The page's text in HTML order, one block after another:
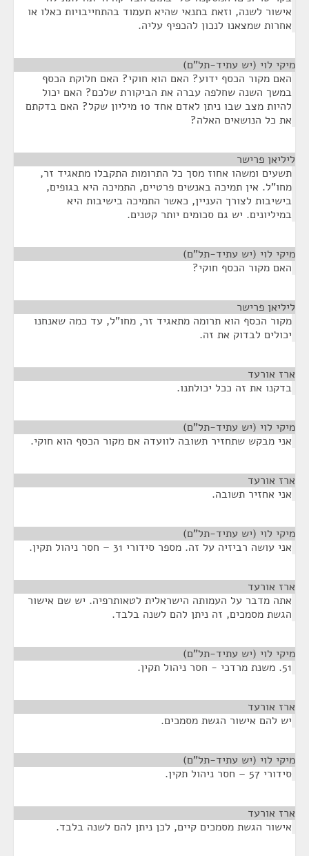
אישור לשנה, וזאת בתנאי שהיא תעמוד בהתחייבויות כאלו או
אחרות שמצאנו לנכון להכפיף עליה.
מיקי לוי (יש עתיד-תל"ם)
האם מקור הכסף ידוע? האם הוא חוקי? האם חלוקת הכסף
במשך השנה שחלפה עברה את הביקורת שלכם? האם יכול
להיות מצב שבו ניתן לאדם אחד 10 מיליון שקל? האם בדקתם
את כל הנושאים האלה?
ליליאן פרישר
תשעים ומשהו אחוז מסך כל התרומות התקבלו מתאגיד זר,
מחו"ל. אין תמיכה באנשים פרטיים, התמיכה היא בגופים,
בישיבות לצורך העניין, כאשר התמיכה בישיבות היא
במיליונים. יש גם סכומים יותר קטנים.
מיקי לוי (יש עתיד-תל"ם)
האם מקור הכסף חוקי?
ליליאן פרישר
מקור הכסף הוא תרומה מתאגיד זר, מחו"ל, עד כמה שאנחנו
יכולים לבדוק את זה.
ארז אורעד
בדקנו את זה ככל יכולתנו.
מיקי לוי (יש עתיד-תל"ם)
אני מבקש שתחזיר תשובה לוועדה אם מקור הכסף הוא חוקי.
ארז אורעד
אני אחזיר תשובה.
מיקי לוי (יש עתיד-תל"ם)
אני עושה רביזיה על זה. מספר סידורי 31 – חסר ניהול תקין.
ארז אורעד
אתה מדבר על העמותה הישראלית לטאותרפיה. יש שם אישור
הגשת מסמכים, זה ניתן להם לשנה בלבד.
מיקי לוי (יש עתיד-תל"ם)
51. משנת מרדכי - חסר ניהול תקין.
ארז אורעד
יש להם אישור הגשת מסמכים.
מיקי לוי (יש עתיד-תל"ם)
סידורי 57 – חסר ניהול תקין.
ארז אורעד
אישור הגשת מסמכים קיים, לכן ניתן להם לשנה בלבד.